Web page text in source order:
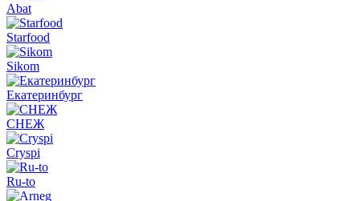
Abat
Starfood
Sikom
Екатеринбург
СНЕЖ
Cryspi
Ru-to